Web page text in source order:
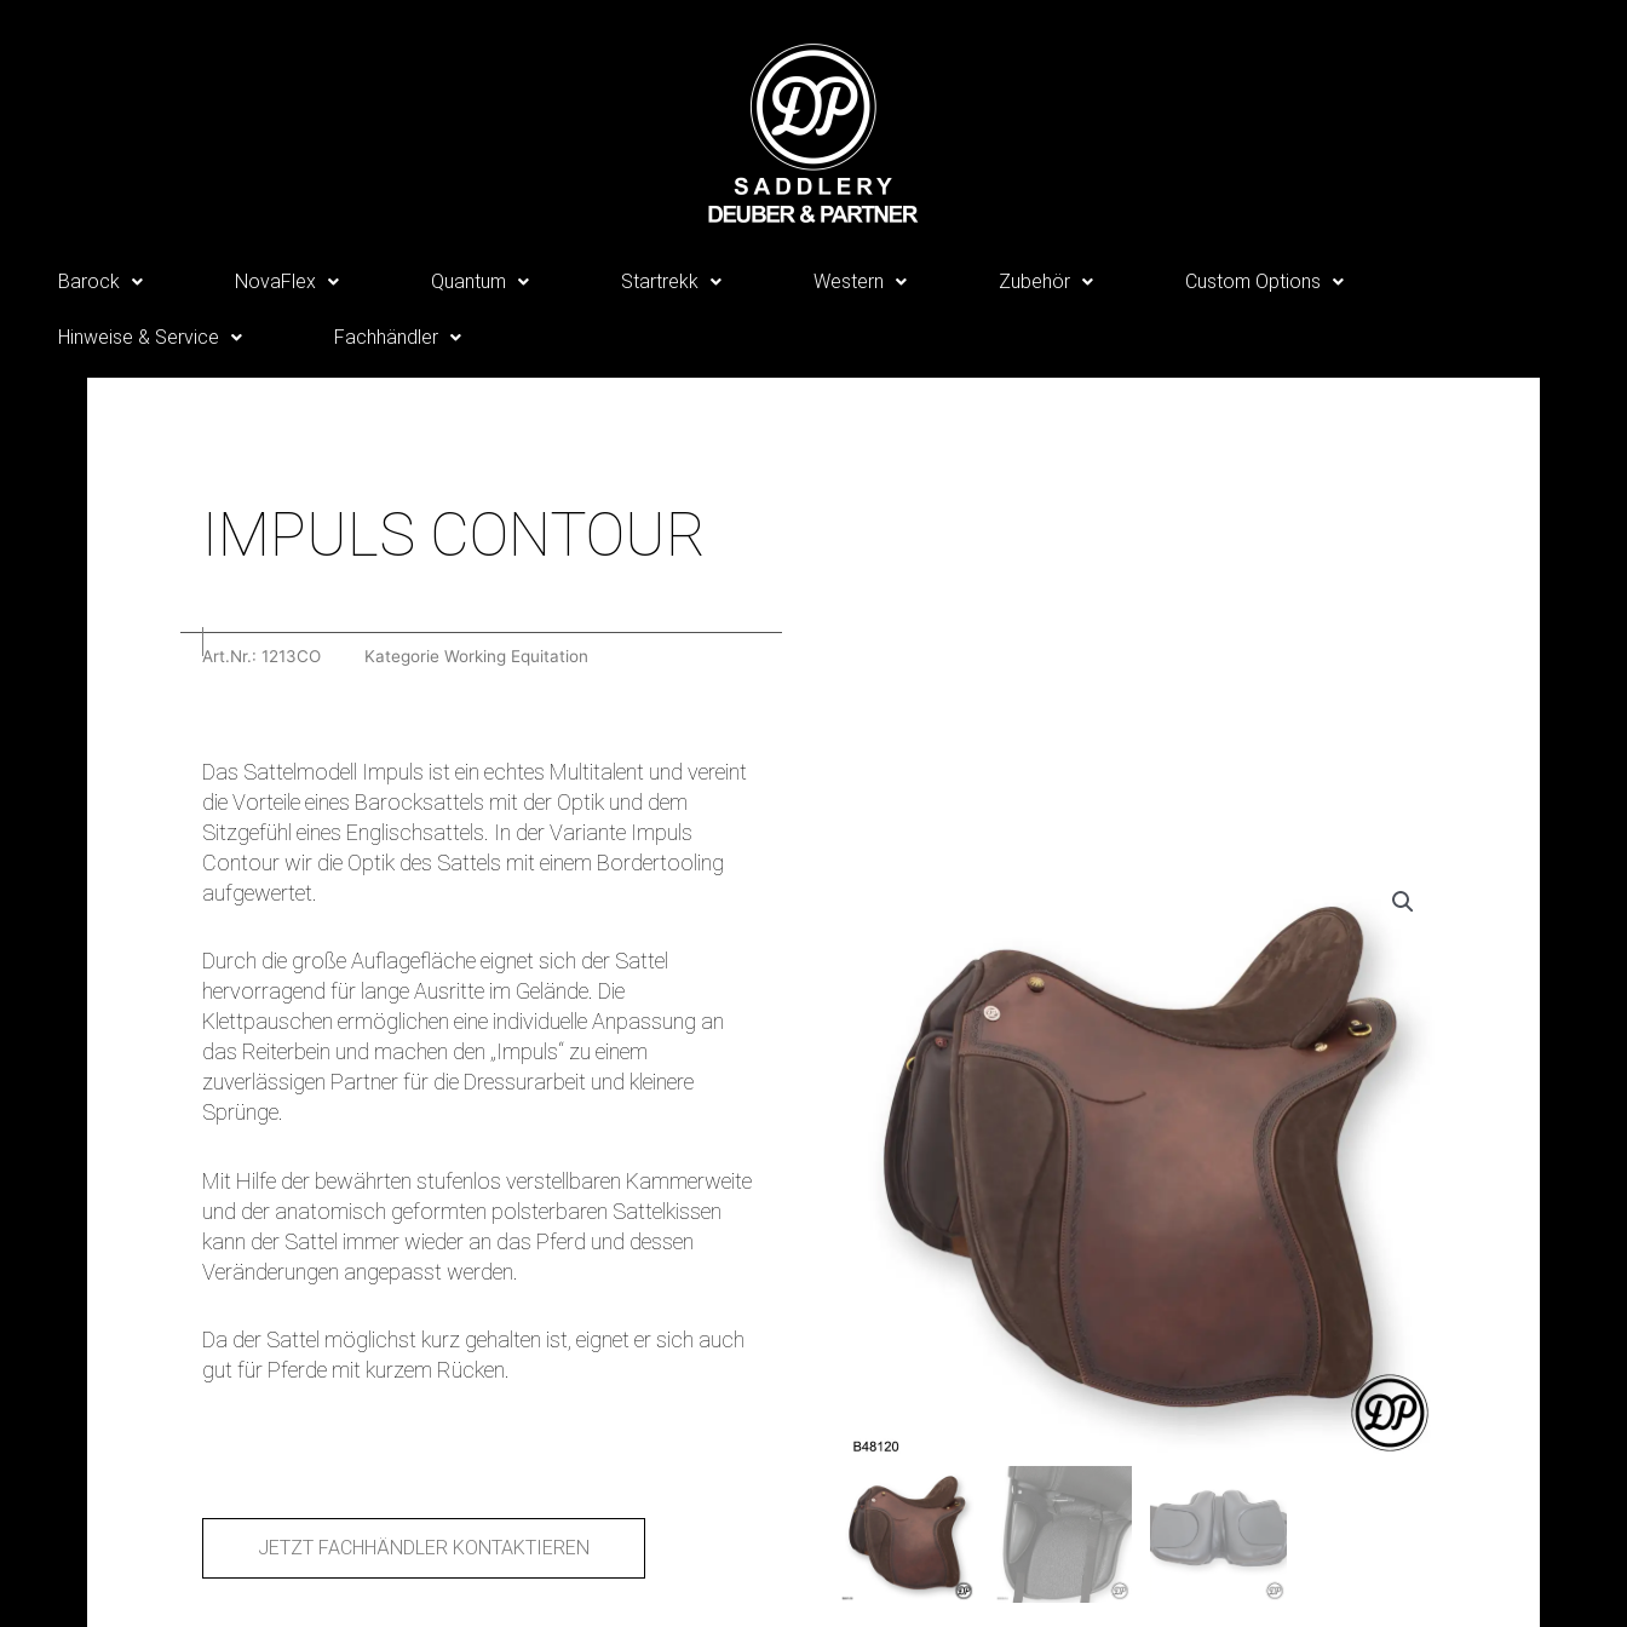
Barock NovaFlex Quantum Startrekk Western Zubehör Custom Options
Hinweise & Service Fachhändler
IMPULS CONTOUR
Art.Nr.: 1213CO Kategorie Working Equitation
Das Sattelmodell Impuls ist ein echtes Multitalent und vereint
die Vorteile eines Barocksattels mit der Optik und dem
Sitzgefühl eines Englischsattels. In der Variante Impuls
Contour wir die Optik des Sattels mit einem Bordertooling
aufgewertet.
Durch die große Auflagefläche eignet sich der Sattel
hervorragend für lange Ausritte im Gelände. Die
Klettpauschen ermöglichen eine individuelle Anpassung an
das Reiterbein und machen den „Impuls“ zu einem
zuverlässigen Partner für die Dressurarbeit und kleinere
Sprünge.
Mit Hilfe der bewährten stufenlos verstellbaren Kammerweite
und der anatomisch geformten polsterbaren Sattelkissen
kann der Sattel immer wieder an das Pferd und dessen
Veränderungen angepasst werden.
Da der Sattel möglichst kurz gehalten ist, eignet er sich auch
gut für Pferde mit kurzem Rücken.
JETZT FACHHÄNDLER KONTAKTIEREN